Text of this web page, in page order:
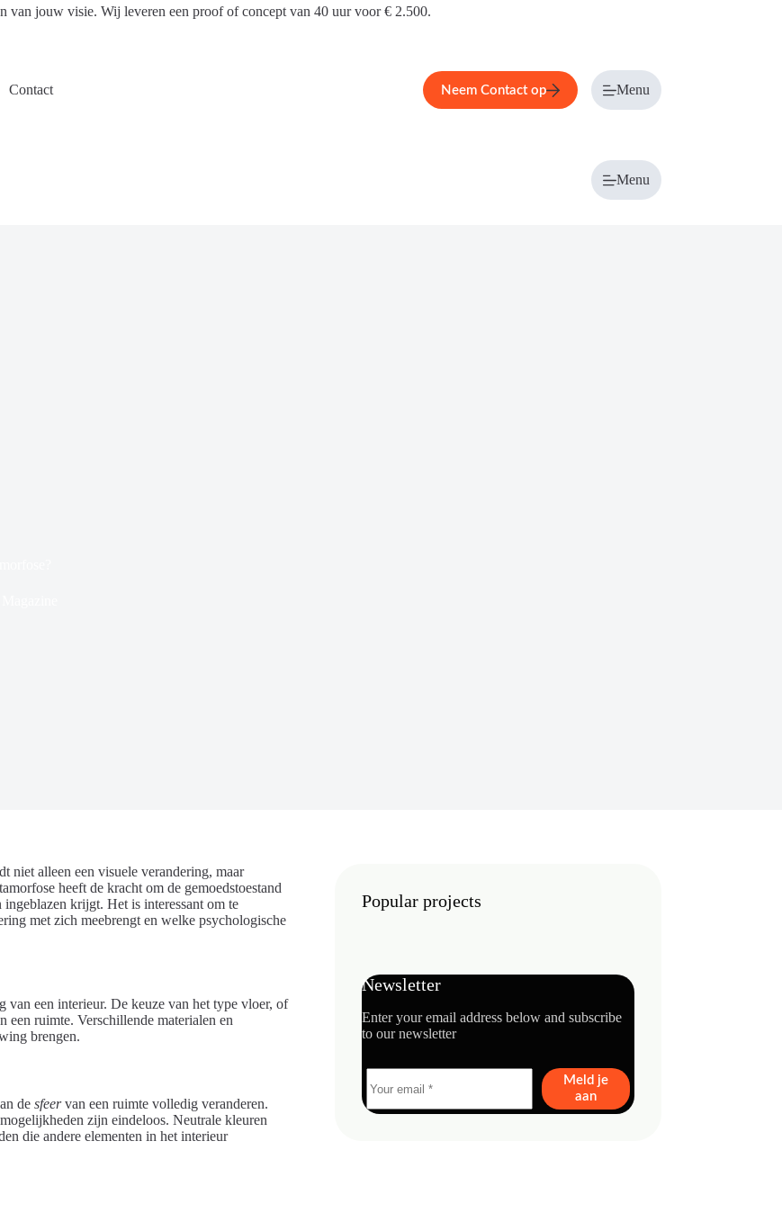
van jouw visie. Wij leveren een proof of concept van 40 uur voor € 2.500.
Contact Neem Contact op Menu
Menu
niet alleen een visuele verandering, maar
heeft de kracht om de gemoedstoestand
krijgt. Het is interessant om te
met zich meebrengt en welke psychologische
van een interieur. De keuze van het type vloer, of
een ruimte. Verschillende materialen en
brengen.
de sfeervan een ruimte volledig veranderen.
zijn eindeloos. Neutrale kleuren
die andere elementen in het interieur
Popular projects
Newsletter
Enter your email address below and subscribe
to our newsletter
Meld je
aan